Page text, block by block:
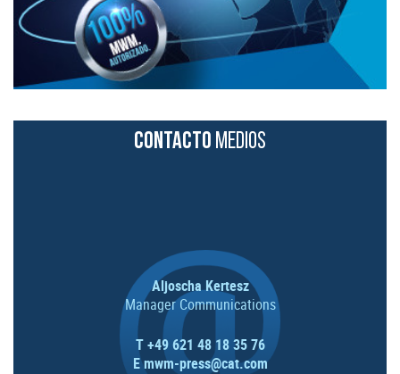
CONTACTO MEDIOS
Aljoscha Kertesz
Manager Communications
T +49 621 48 18 35 76
Emwm-press@cat.com